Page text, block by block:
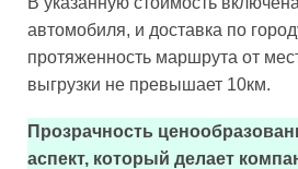
автомобиля, и доставка по
протяженность маршрута от
выгрузки не превышает 10км.
Прозрачность
аспект, который делает